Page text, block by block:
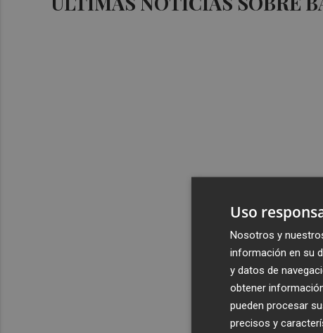
Uso
Nosotros y
información en su
y datos de
obtener
pueden procesar
precisos y